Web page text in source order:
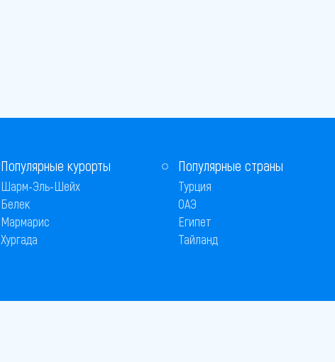
Популярные курорты
Шарм-Эль-Шейх
Белек
Мармарис
Хургада
Популярные страны
Турция
ОАЭ
Египет
Тайланд